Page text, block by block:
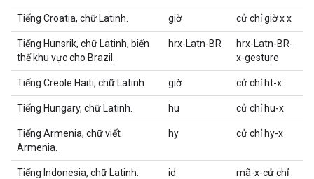
Tiếng Croatia, chữ Latinh. giờ cử chỉ giờ x x
Tiếng Hunsrik, chữ Latinh, biến
thể khu vực cho Brazil.
hrx-Latn-BR
hrx-Latn-BR-
x-gesture
Tiếng Creole Haiti, chữ Latinh. giờ cử chỉ ht-x
Tiếng Hungary, chữ Latinh. hu cử chỉ hu-x
Tiếng Armenia, chữ viết
Armenia.
hy cử chỉ hy-x
Tiếng Indonesia, chữ Latinh. id mã-x-cử chỉ